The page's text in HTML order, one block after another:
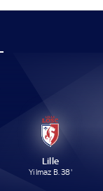
Lille
Yilmaz B. 38'